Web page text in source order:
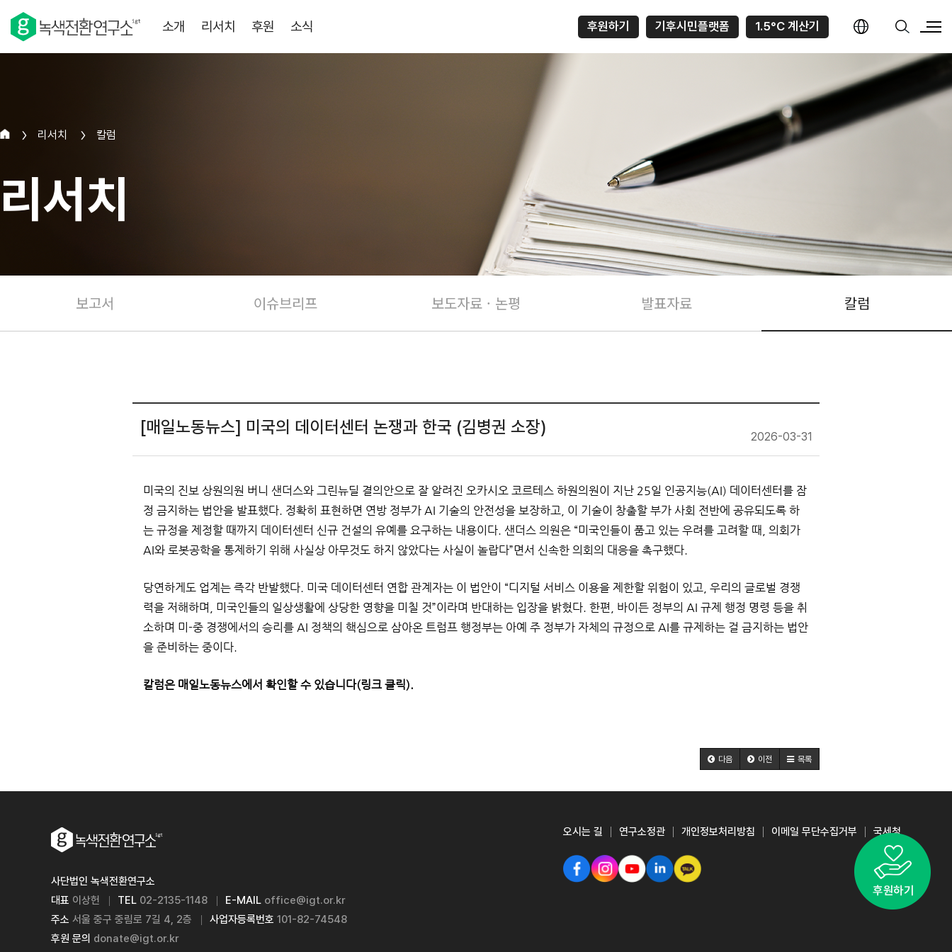
소개 리서치 후원 소식 후원하기 기후시민플랫폼 1.5°C 계산기
> 리서치 > 칼럼
리서치
보고서 이슈브리프 보도자료 · 논평 발표자료 칼럼
[매일노동뉴스] 미국의 데이터센터 논쟁과 한국 (김병권 소장) 2026-03-31
미국의 진보 상원의원 버니 샌더스와 그린뉴딜 결의안으로 잘 알려진 오카시오 코르테스 하원의원이 지난 25일 인공지능(AI) 데이터센터를 잠
정 금지하는 법안을 발표했다. 정확히 표현하면 연방 정부가 AI 기술의 안전성을 보장하고, 이 기술이 창출할 부가 사회 전반에 공유되도록 하
는 규정을 제정할 때까지 데이터센터 신규 건설의 유예를 요구하는 내용이다. 샌더스 의원은 “미국인들이 품고 있는 우려를 고려할 때, 의회가
AI와 로봇공학을 통제하기 위해 사실상 아무것도 하지 않았다는 사실이 놀랍다”면서 신속한 의회의 대응을 촉구했다.
당연하게도 업계는 즉각 반발했다. 미국 데이터센터 연합 관계자는 이 법안이 “디지털 서비스 이용을 제한할 위험이 있고, 우리의 글로벌 경쟁
력을 저해하며, 미국인들의 일상생활에 상당한 영향을 미칠 것”이라며 반대하는 입장을 밝혔다. 한편, 바이든 정부의 AI 규제 행정 명령 등을 취
소하며 미-중 경쟁에서의 승리를 AI 정책의 핵심으로 삼아온 트럼프 행정부는 아예 주 정부가 자체의 규정으로 AI를 규제하는 걸 금지하는 법안
을 준비하는 중이다.
칼럼은 매일노동뉴스에서 확인할 수 있습니다(링크 클릭).
다음 이전 목록
사단법인 녹색전환연구소
대표 이상헌 TEL 02-2135-1148 E-MAIL office@igt.or.kr
주소 서울 중구 중림로 7길 4, 2층 사업자등록번호 101-82-74548
후원 문의 donate@igt.or.kr
오시는 길 연구소정관 개인정보처리방침 이메일 무단수집거부 국세청